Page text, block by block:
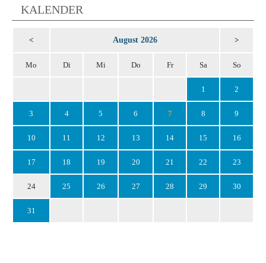
KALENDER
< August 2026 >
Mo Di Mi Do Fr Sa So
1 2
3 4 5 6 7 8 9
10 11 12 13 14 15 16
17 18 19 20 21 22 23
24 25 26 27 28 29 30
31